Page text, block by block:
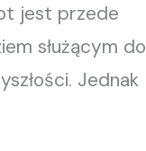
jest przede
służącym do
Jednak